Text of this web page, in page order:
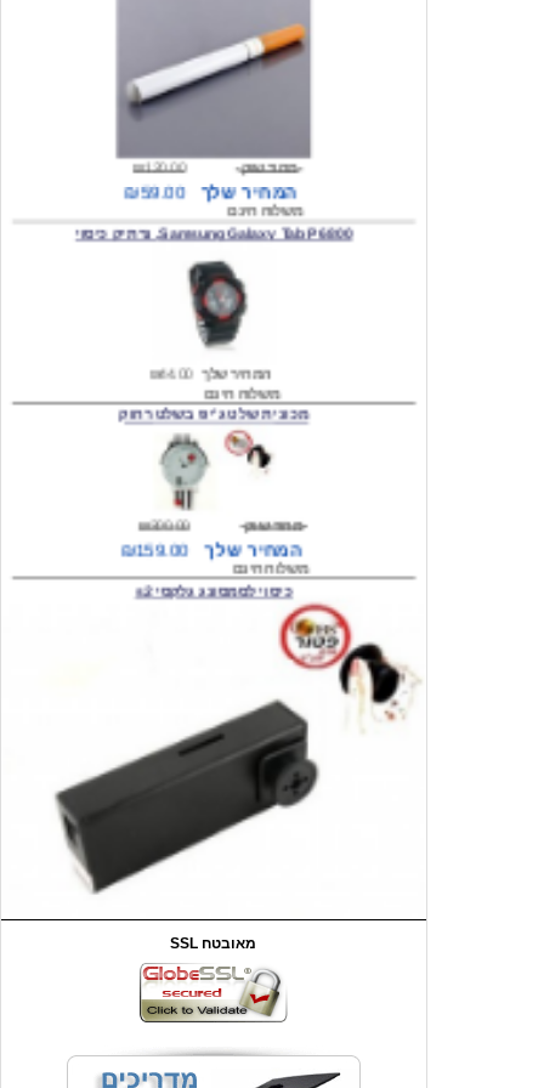
₪120.00
משלוח חינם
Samsung Galaxy Tab P6800, נרתיק כיסוי
המחיר שלך
משלוח חינם
מכונית שלט ג'יפ בשלט רחוק
₪300.00 מחיר שוק
₪159.00
משלוח חינם
כיסוי לסמסונג גלקסי s2
שעון יד לילדים קוף \תכלת
₪44.00 המחיר שלך
₪49.00 המחיר כולל משלוח :
SSL מאובטח